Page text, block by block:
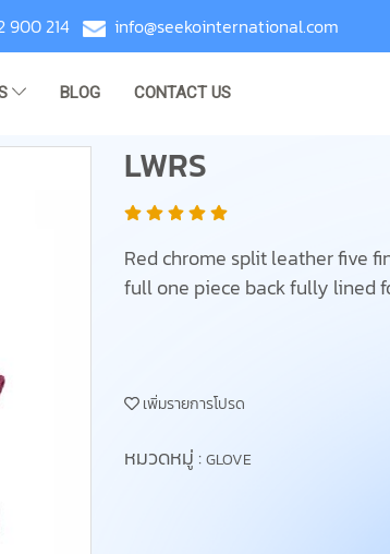
900 214 info@seekointernational.com
BLOG CONTACT US
LWRS
Red chrome split leather five
full one piece back fully lined
เพิ่มรายการโปรด
หมวดหมู่ :GLOVE